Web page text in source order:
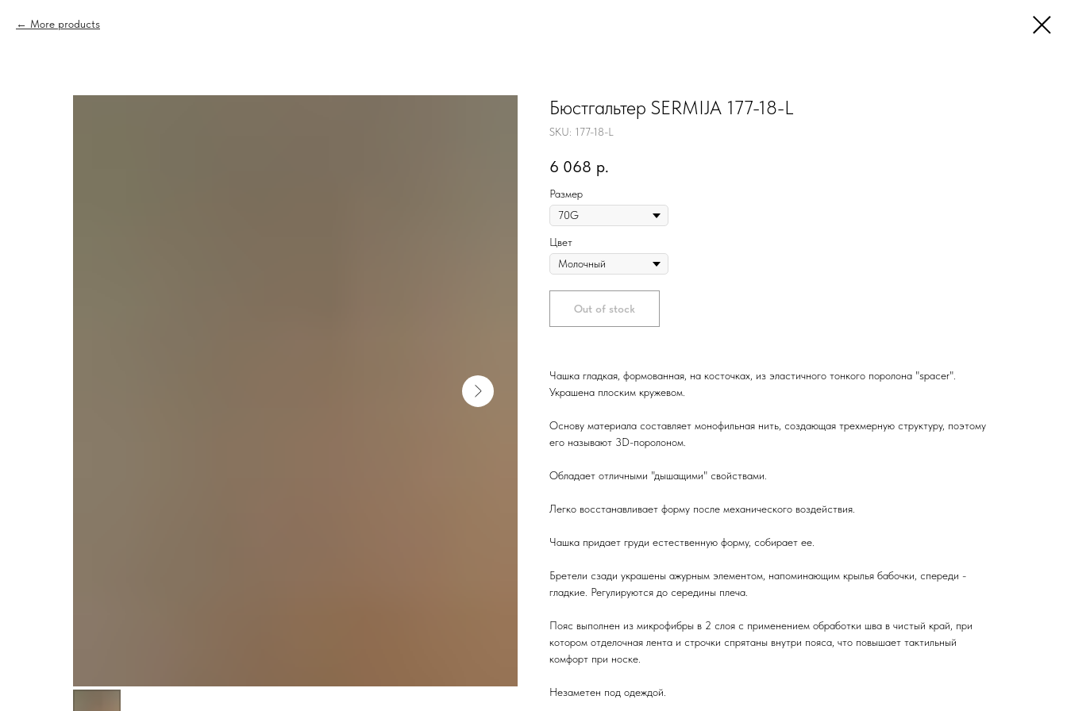
More products
Бюстгальтер SERMIJA 177-18-L
SKU: 177-18-L
6 068 р.
Размер
Цвет
Out of stock
Чашка гладкая, формованная, на косточках, из эластичного тонкого поролона "spacer".
Украшена плоским кружевом.
Основу материала составляет монофильная нить, создающая трехмерную структуру, поэтому
его называют 3D-поролоном.
Обладает отличными "дышащими" свойствами.
Легко восстанавливает форму после механического воздействия.
Чашка придает груди естественную форму, собирает ее.
Бретели сзади украшены ажурным элементом, напоминающим крылья бабочки, спереди -
гладкие. Регулируются до середины плеча.
Пояс выполнен из микрофибры в 2 слоя с применением обработки шва в чистый край, при
котором отделочная лента и строчки спрятаны внутри пояса, что повышает тактильный
комфорт при носке.
Незаметен под одеждой.